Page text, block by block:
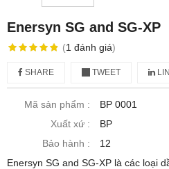
Enersyn SG and SG-XP
(1 đánh giá)
SHARE TWEET
Mã sản phẩm :
BP 0001
Xuất xứ :
BP
Bảo hành :
12
Enersyn SG and SG-XP là các loại